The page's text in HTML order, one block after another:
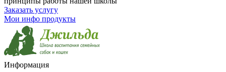
Заказать услугу
Мои инфо продукты
Информация